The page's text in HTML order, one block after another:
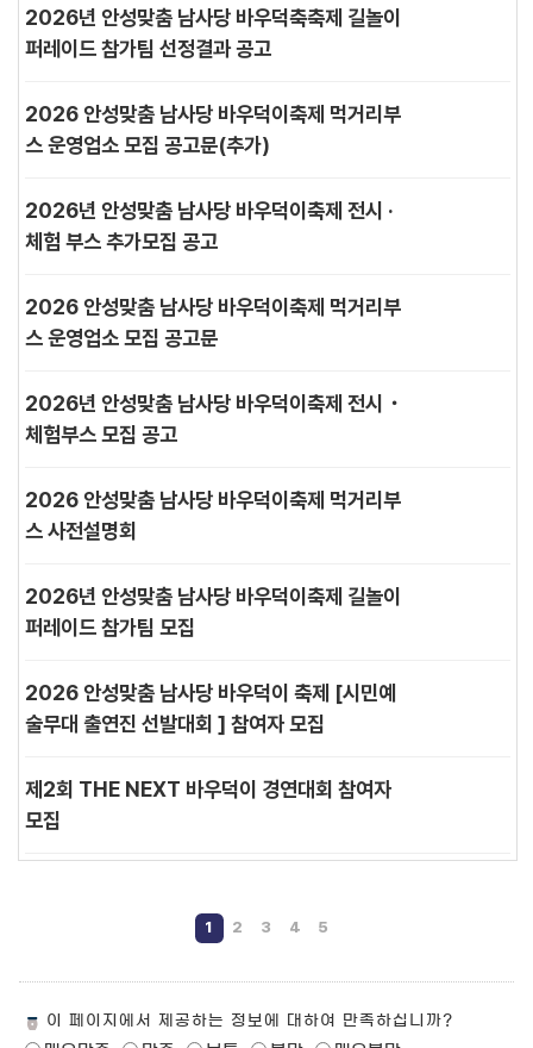
2026년 안성맞춤 남사당 바우덕축축제 길놀이
퍼레이드 참가팀 선정결과 공고
2026 안성맞춤 남사당 바우덕이축제 먹거리부
스 운영업소 모집 공고문(추가)
2026년 안성맞춤 남사당 바우덕이축제 전시 ·
체험 부스 추가모집 공고
2026 안성맞춤 남사당 바우덕이축제 먹거리부
스 운영업소 모집 공고문
2026년 안성맞춤 남사당 바우덕이축제 전시・
체험부스 모집 공고
2026 안성맞춤 남사당 바우덕이축제 먹거리부
스 사전설명회
2026년 안성맞춤 남사당 바우덕이축제 길놀이
퍼레이드 참가팀 모집
2026 안성맞춤 남사당 바우덕이 축제 [시민예
술무대 출연진 선발대회 ] 참여자 모집
제2회 THE NEXT 바우덕이 경연대회 참여자
모집
1 2 3 4 5
페
이 페이지에서 제공하는 정보에 대하여 만족하십니까?